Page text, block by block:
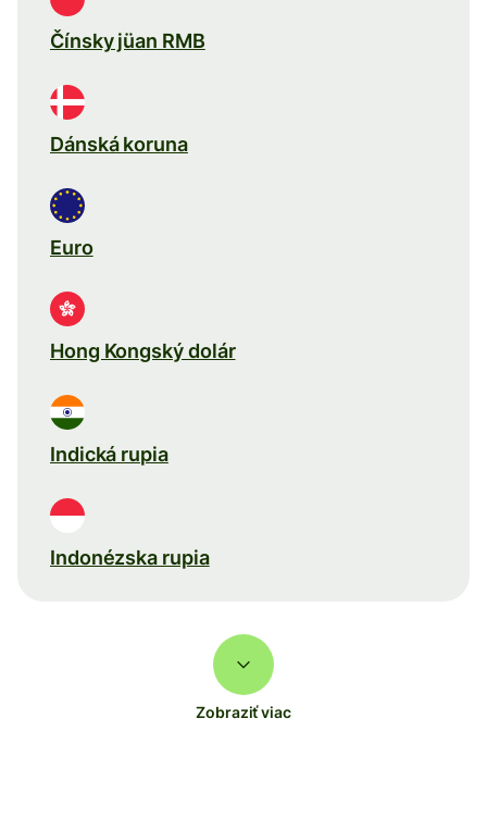
Čínsky jüan RMB
Dánská koruna
Euro
Hong Kongský dolár
Indická rupia
Indonézska rupia
Zobraziť viac